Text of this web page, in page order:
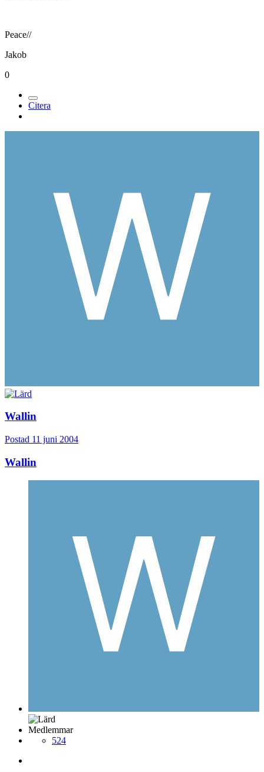
Peace//
Jakob
0
Citera
Wallin
Postad 11 juni 2004
Wallin
Medlemmar
524